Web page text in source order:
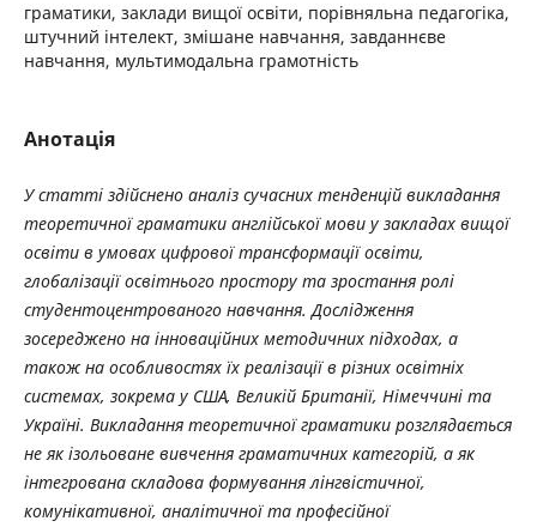
граматики, заклади вищої освіти, порівняльна педагогіка,
штучний інтелект, змішане навчання, завданнєве
навчання, мультимодальна грамотність
Анотація
У статті здійснено аналіз сучасних тенденцій викладання
теоретичної граматики англійської мови у закладах вищої
освіти в умовах цифрової трансформації освіти,
глобалізації освітнього простору та зростання ролі
студентоцентрованого навчання. Дослідження
зосереджено на інноваційних методичних підходах, а
також на особливостях їх реалізації в різних освітніх
системах, зокрема у США, Великій Британії, Німеччині та
Україні. Викладання теоретичної граматики розглядається
не як ізольоване вивчення граматичних категорій, а як
інтегрована складова формування лінгвістичної,
комунікативної, аналітичної та професійної